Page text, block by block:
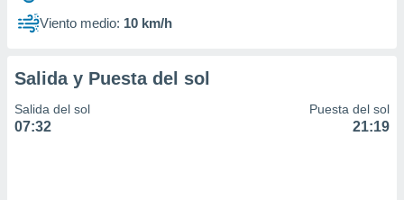
Viento medio: 10 km/h
Salida y Puesta del sol
Salida del sol
07:32
Puesta del sol
21:19